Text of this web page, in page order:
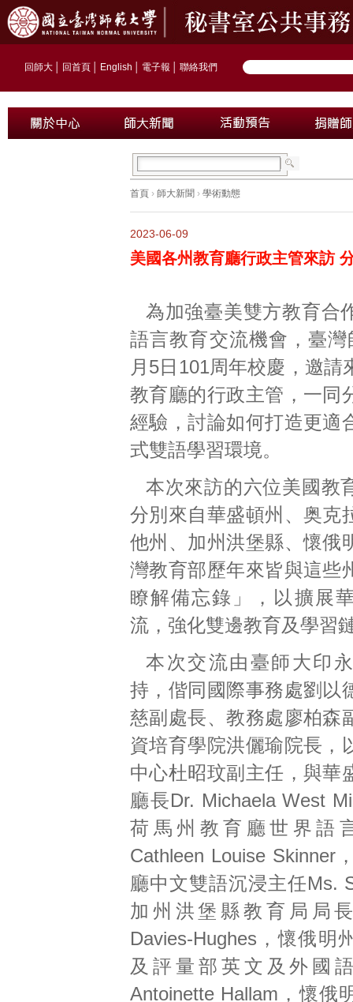
回師大 回首頁 English 電子報 聯絡我們
首頁 › 師大新聞 › 學術動態
2023-06-09
美國各州教育廳行政主管來訪
為加強臺美雙方教育合
語言教育交流機會，臺
月5日101周年校慶，邀請
教育廳的行政主管，一同
經驗，討論如何打造更適
式雙語學習環境。
本次來訪的六位美國教
分別來自華盛頓州、奥克
他州、加州洪堡縣、懷俄
灣教育部歷年來皆與這些
瞭解備忘錄」，以擴展
流，強化雙邊教育及學習
本次交流由臺師大印
持，偕同國際事務處劉以
慈副處長、教務處廖柏森
資培育學院洪儷瑜院長，
中心杜昭玟副主任，與華
廳長Dr. Michaela West
荷馬州教育廳世界語
Cathleen Louise Skinner
廳中文雙語沉浸主任Ms.
加州洪堡縣教育局局長
Davies-Hughes，懷俄明
及評量部英文及外國
Antoinette Hallam，懷俄